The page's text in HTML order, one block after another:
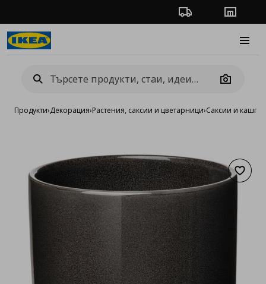
Проследяване на
Camera
Продукти›Декорация›Растения, саксии и цветарници›Саксии и кашпи